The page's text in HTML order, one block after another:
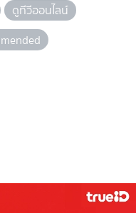
ดูทีวีออนไลน์